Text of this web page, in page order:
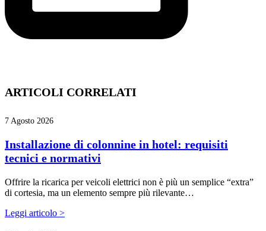
ARTICOLI CORRELATI
7 Agosto 2026
Installazione di colonnine in hotel: requisiti
tecnici e normativi
Offrire la ricarica per veicoli elettrici non è più un semplice “extra”
di cortesia, ma un elemento sempre più rilevante…
Leggi articolo >